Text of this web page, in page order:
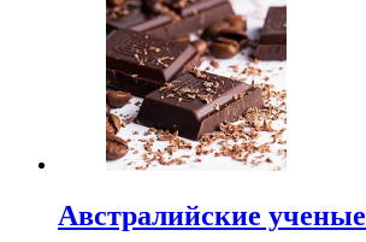
Австралийские